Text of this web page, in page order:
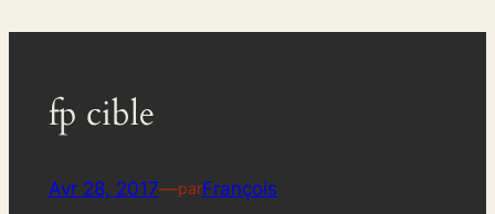
fp cible
Avr 28, 2017—parFrançois